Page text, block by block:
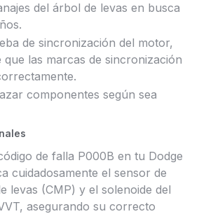
del árbol de levas en busca
de sincronización del motor,
que las marcas de sincronización
componentes según sea
de falla P000B en tu Dodge
cuidadosamente el sensor de
levas (CMP) y el solenoide del
asegurando su correcto